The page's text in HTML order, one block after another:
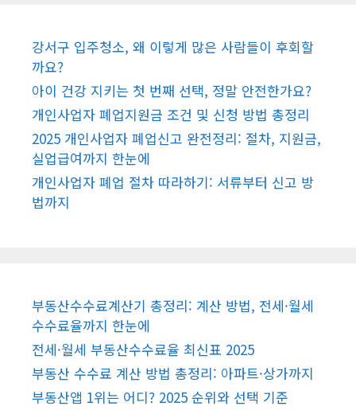
강서구 입주청소, 왜 이렇게 많은 사람들이 후회할
까요?
아이 건강 지키는 첫 번째 선택, 정말 안전한가요?
개인사업자 폐업지원금 조건 및 신청 방법 총정리
2025 개인사업자 폐업신고 완전정리: 절차, 지원금,
실업급여까지 한눈에
개인사업자 폐업 절차 따라하기: 서류부터 신고 방
법까지
부동산수수료계산기 총정리: 계산 방법, 전세·월세
수수료율까지 한눈에
전세·월세 부동산수수료율 최신표 2025
부동산 수수료 계산 방법 총정리: 아파트·상가까지
부동산앱 1위는 어디? 2025 순위와 선택 기준